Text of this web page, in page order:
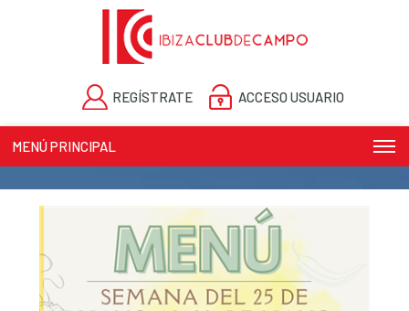
REGÍSTRATE ACCESO USUARIO
MENÚ PRINCIPAL